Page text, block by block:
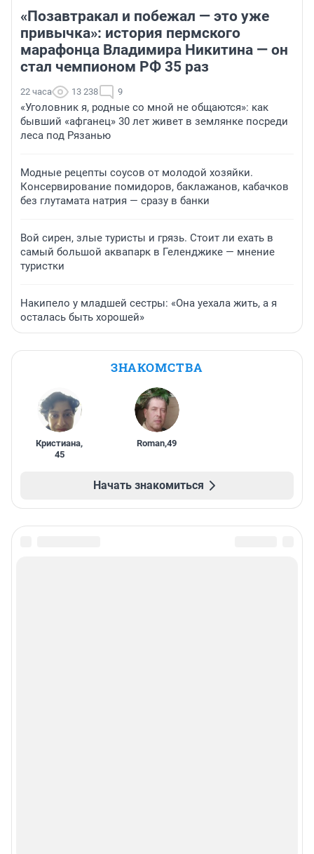
«Позавтракал и побежал — это уже
привычка»: история пермского
марафонца Владимира Никитина — он
стал чемпионом РФ 35 раз
22 часа 13 238 9
«Уголовник я, родные со мной не общаются»: как
бывший «афганец» 30 лет живет в землянке посреди
леса под Рязанью
Модные рецепты соусов от молодой хозяйки.
Консервирование помидоров, баклажанов, кабачков
без глутамата натрия — сразу в банки
Вой сирен, злые туристы и грязь. Стоит ли ехать в
самый большой аквапарк в Геленджике — мнение
туристки
Накипело у младшей сестры: «Она уехала жить, а я
осталась быть хорошей»
ЗНАКОМСТВА
Кристиана,
45
Roman,49
Начать знакомиться